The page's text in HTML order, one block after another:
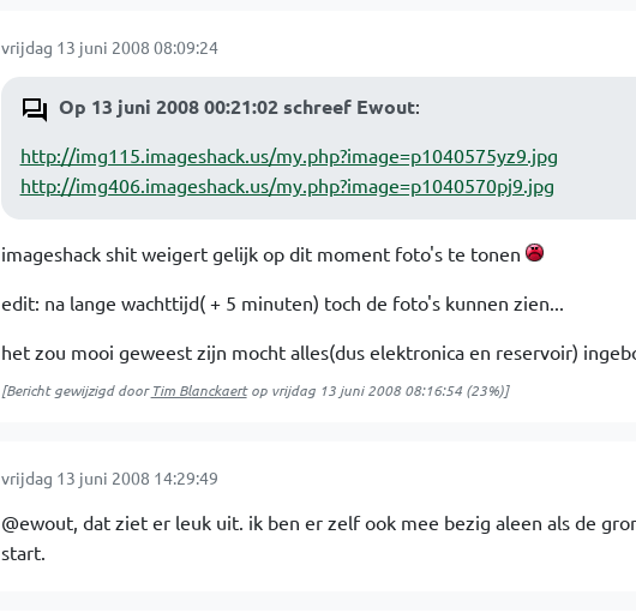
vrijdag 13 juni 2008 08:09:24
Op 13 juni 2008 00:21:02 schreef Ewout:
http://img115.imageshack.us/my.php?image=p1040575yz9.jpg
http://img406.imageshack.us/my.php?image=p1040570pj9.jpg
imageshack shit weigert gelijk op dit moment foto's te tonen
edit: na lange wachttijd( + 5 minuten) toch de foto's kunnen zien...
het zou mooi geweest zijn mocht alles(dus elektronica en reservoir)
[Bericht gewijzigd doorTim Blanckaertop vrijdag 13 juni 2008 08:16:54(23%)]
vrijdag 13 juni 2008 14:29:49
@ewout, dat ziet er leuk uit. ik ben er zelf ook mee bezig aleen als de
start.